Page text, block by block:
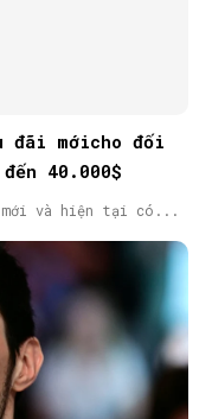
đãi mớicho đối
40.000$
và hiện tại có...